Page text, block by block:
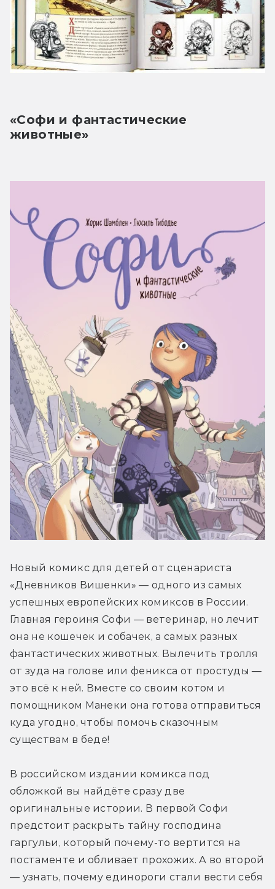
«Софи и фантастические
животные»
Новый комикс для детей от сценариста
«Дневников Вишенки» — одного из самых
успешных европейских комиксов в России.
Главная героиня Софи — ветеринар, но лечит
она не кошечек и собачек, а самых разных
фантастических животных. Вылечить тролля
от зуда на голове или феникса от простуды —
это всё к ней. Вместе со своим котом и
помощником Манеки она готова отправиться
куда угодно, чтобы помочь сказочным
существам в беде!
В российском издании комикса под
обложкой вы найдёте сразу две
оригинальные истории. В первой Софи
предстоит раскрыть тайну господина
гаргульи, который почему-то вертится на
постаменте и обливает прохожих. А во второй
— узнать, почему единороги стали вести себя